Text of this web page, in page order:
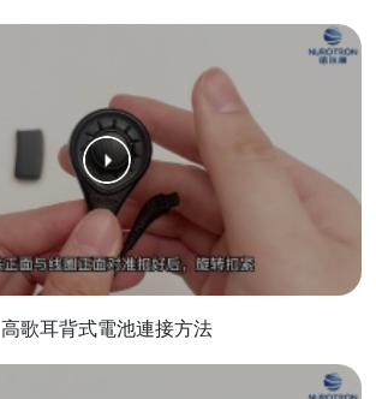
高歌耳背式電池連接方法